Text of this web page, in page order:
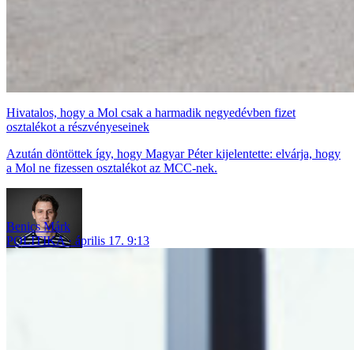
Hivatalos, hogy a Mol csak a harmadik negyedévben fizet
osztalékot a részvényeseinek
Azután döntöttek így, hogy Magyar Péter kijelentette: elvárja, hogy
a Mol ne fizessen osztalékot az MCC-nek.
Benics Márk
POLITIKA
április 17. 9:13